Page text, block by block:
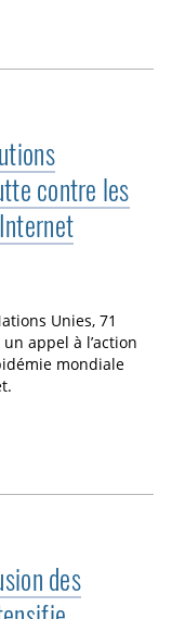
contre les
Unies, 71
appel à l’action
mondiale
des